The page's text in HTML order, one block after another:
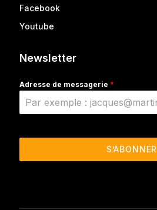
Facebook
Youtube
Newsletter
Adresse de messagerie *
S’ABONNER